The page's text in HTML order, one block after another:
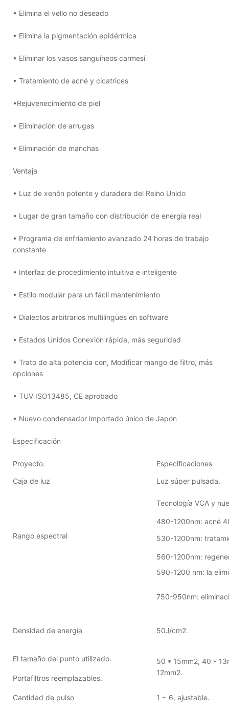
• Elimina el vello no deseado
• Elimina la pigmentación epidérmica
• Eliminar los vasos sanguíneos carmesí
• Tratamiento de acné y cicatrices
•Rejuvenecimiento de piel
• Eliminación de arrugas
• Eliminación de manchas
Ventaja
• Luz de xenón potente y duradera del Reino Unido
• Lugar de gran tamaño con distribución de energía real
• Programa de enfriamiento avanzado 24 horas de trabajo
constante
• Interfaz de procedimiento intuitiva e inteligente
• Estilo modular para un fácil mantenimiento
• Dialectos arbitrarios multilingües en software
• Estados Unidos Conexión rápida, más seguridad
• Trato de alta potencia con, Modificar mango de filtro, más
opciones
• TUV ISO13485, CE aprobado
• Nuevo condensador importado único de Japón
Especificación
Proyecto.
Especificaciones
Caja de luz
Luz súper pulsada.
Rango espectral
Tecnología VCA y
480-1200nm: acné
530-1200nm:
560-1200nm:
590-1200 nm: la
750-950nm:
Densidad de energía 50J/cm2.
El tamaño del punto utilizado.
50 * 15mm2, 40 *
12mm2.
Portafiltros reemplazables.
Cantidad de pulso 1 ~ 6, ajustable.